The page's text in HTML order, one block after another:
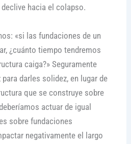
hacia el colapso.
«si las fundaciones de un
¿cuánto tiempo tendremos
caiga?» Seguramente
darles solidez, en lugar de
que se construye sobre
actuar de igual
sobre fundaciones
negativamente el largo